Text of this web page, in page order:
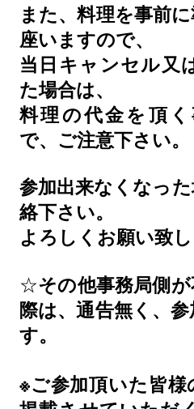
また、料理を事前
座いますので、
当日キャンセル又
た場合は、
料理の代金を頂
で、ご注意下さい。
参加出来なくなっ
絡下さい。
よろしくお願い致し
☆その他事務局側
際は、通告無く、
す。
※ご参加頂いた皆様